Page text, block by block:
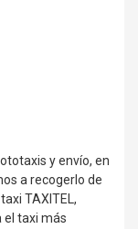
y envío, en
a recogerlo de
TAXITEL,
el taxi más